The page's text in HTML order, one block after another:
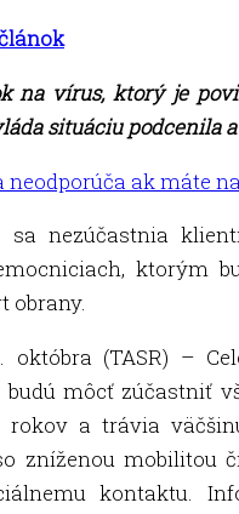
na vírus, ktorý je
situáciu podcenila
neodporúča ak máte
sa nezúčastnia
ktorým
obrany.
októbra (TASR) –
budú môcť zúčastniť
rokov a trávia
zníženou mobilitou
kontaktu.